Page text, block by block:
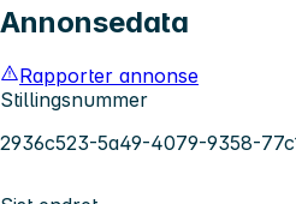
Annonsedata
Rapporter annonse
Stillingsnummer
2936c523-5a49-4079-9358-